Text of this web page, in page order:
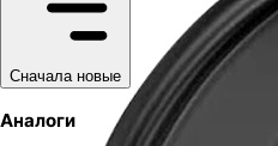
Сначала новые
Аналоги